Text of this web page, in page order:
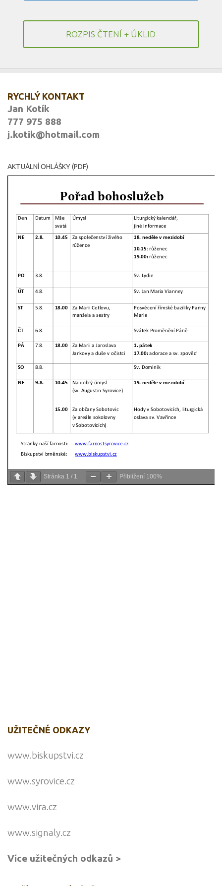
ROZPIS ČTENÍ + ÚKLID
RYCHLÝ KONTAKT
Jan Kotík
777 975 888
j.kotik@hotmail.com
AKTUÁLNÍ OHLÁŠKY (PDF)
Stránka 1 / 1 Přiblížení 100%
UŽITEČNÉ ODKAZY
www.biskupstvi.cz
www.syrovice.cz
www.vira.cz
www.signaly.cz
Více užitečných odkazů >